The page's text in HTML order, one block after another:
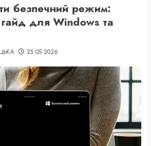
безпечний режим:
для Windows та
25.05.2026